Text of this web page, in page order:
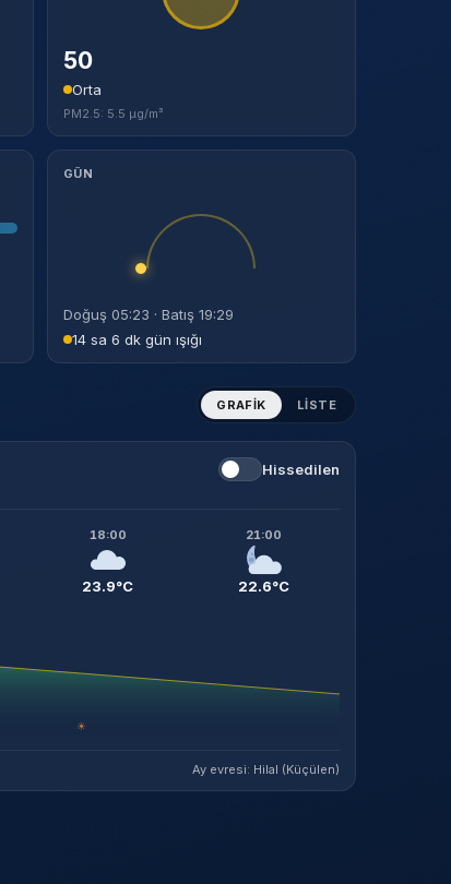
50
Orta
PM2.5: 5.5 µg/m³
GÜN
Doğuş 05:23 · Batış 19:29
14 sa 6 dk gün ışığı
GRAFIK LISTE
Hissedilen
18:00
23.9°C
21:00
22.6°C
☀
Ay evresi: Hilal (Küçülen)